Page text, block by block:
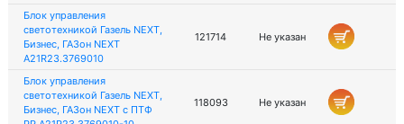
Блок управления
светотехникой Газель NEXT,
Бизнес, ГАЗон NEXT
А21R23.3769010
121714 Не указан
Блок управления
светотехникой Газель NEXT,
Бизнес, ГАЗон NEXT с ПТФ
118093 Не указан